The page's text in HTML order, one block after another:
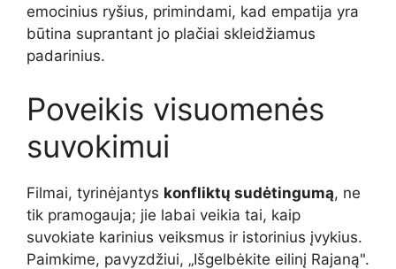
emocinius ryšius, primindami, kad empatija yra
būtina suprantant jo plačiai skleidžiamus
padarinius.
Poveikis visuomenės
suvokimui
Filmai, tyrinėjantys konfliktų sudėtingumą, ne
tik pramogauja; jie labai veikia tai, kaip
suvokiate karinius veiksmus ir istorinius įvykius.
Paimkime, pavyzdžiui, „Išgelbėkite eilinį Rajaną".